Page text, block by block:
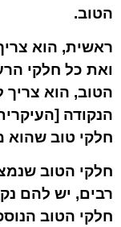
הטוב.
ראשית, הוא
ואת כל חלקי
הטוב, הוא צריך
הנקודה
חלקי טוב שהוא
חלקי הטוב
רבים, יש להם
חלקי הטוב